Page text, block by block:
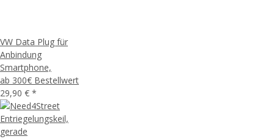
VW Data Plug für
Anbindung
Smartphone,
ab 300€ Bestellwert
29,90 € *